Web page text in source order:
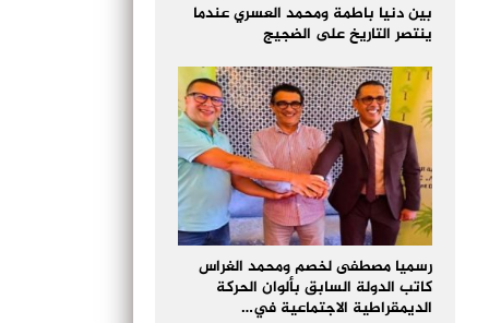
بين دنيا باطمة ومحمد العسري عندما
ينتصر التاريخ على الضجيج
رسميا مصطفى لخصم ومحمد الغراس
كاتب الدولة السابق بألوان الحركة
الديمقراطية الاجتماعية في…